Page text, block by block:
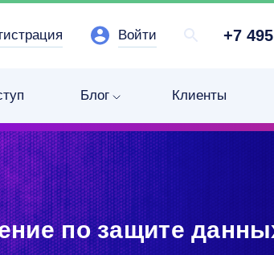
Войти +7
Блог Клиенты
по защите